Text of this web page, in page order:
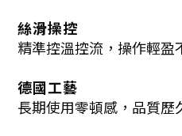
絲滑操控
精準控溫控流，操作輕盈
德國工藝
長期使用零頓感，品質歷